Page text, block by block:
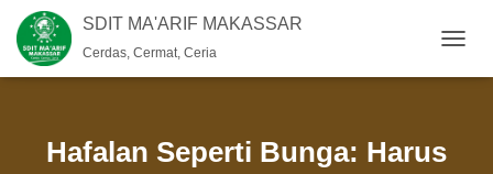
SDIT MA'ARIF MAKASSAR
Cerdas, Cermat, Ceria
O
Hafalan Seperti Bunga: Harus